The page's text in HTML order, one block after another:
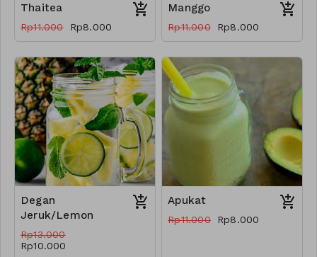
Thaitea
Rp11.000 Rp8.000
Manggo
Rp11.000 Rp8.000
Degan
Jeruk/Lemon
Rp13.000
Rp10.000
Apukat
Rp11.000 Rp8.000